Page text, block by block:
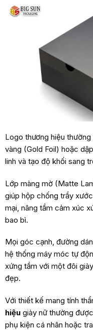
Logo thương hiệu
vàng (Gold Foil) hoặc
linh và tạo độ khối sang
Lớp màng mờ (Matte
giúp hộp chống trầy
mại, nâng tầm cảm xúc
bao bì.
Mọi góc cạnh, đường
hệ thống máy móc tự
xứng tầm với một đôi
đẹp.
Với thiết kế mang tính
hiệugiày nữ thường
phụ kiện cá nhân hoặc